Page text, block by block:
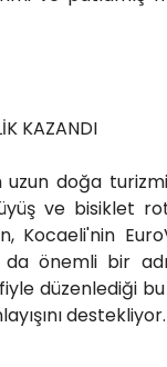
KAZANDI
uzun doğa
ve bisiklet
Kocaeli'nin
önemli bir
düzenlediği
destekliyor.